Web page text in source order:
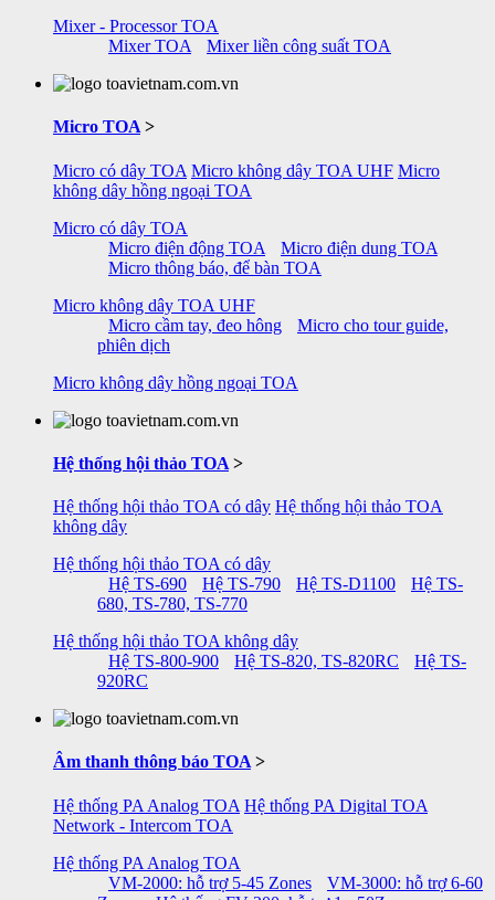
Mixer - Processor TOA
Mixer TOA
Mixer liền công suất TOA
Micro TOA >
Micro có dây TOA Micro không dây TOA UHF Micro
không dây hồng ngoại TOA
Micro có dây TOA
Micro điện động TOA
Micro điện dung TOA
Micro thông báo, để bàn TOA
Micro không dây TOA UHF
Micro cầm tay, đeo hông
Micro cho tour guide,
phiên dịch
Micro không dây hồng ngoại TOA
Hệ thống hội thảo TOA >
Hệ thống hội thảo TOA có dây Hệ thống hội thảo TOA
không dây
Hệ thống hội thảo TOA có dây
Hệ TS-690
Hệ TS-790 Hệ TS-D1100
Hệ TS-
680, TS-780, TS-770
Hệ thống hội thảo TOA không dây
Hệ TS-800-900
Hệ TS-820, TS-820RC
Hệ TS-
920RC
Âm thanh thông báo TOA >
Hệ thống PA Analog TOA Hệ thống PA Digital TOA
Network - Intercom TOA
Hệ thống PA Analog TOA
VM-2000: hỗ trợ 5-45 Zones
VM-3000: hỗ trợ 6-60